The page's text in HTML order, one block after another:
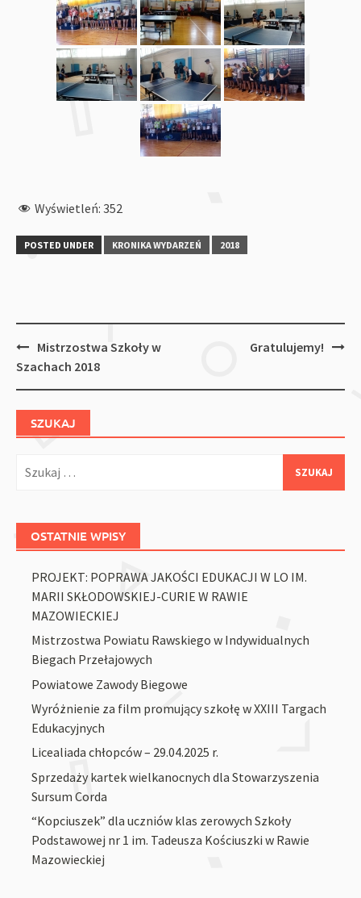
Wyświetleń: 352
POSTED UNDER KRONIKA WYDARZEŃ 2018
Post
navigation
Mistrzostwa Szkoły w
Szachach 2018
Gratulujemy!
SZUKAJ
OSTATNIE WPISY
PROJEKT: POPRAWA JAKOŚCI EDUKACJI W LO IM.
MARII SKŁODOWSKIEJ-CURIE W RAWIE
MAZOWIECKIEJ
Mistrzostwa Powiatu Rawskiego w Indywidualnych
Biegach Przełajowych
Powiatowe Zawody Biegowe
Wyróżnienie za film promujący szkołę w XXIII Targach
Edukacyjnych
Licealiada chłopców – 29.04.2025 r.
Sprzedaży kartek wielkanocnych dla Stowarzyszenia
Sursum Corda
“Kopciuszek” dla uczniów klas zerowych Szkoły
Podstawowej nr 1 im. Tadeusza Kościuszki w Rawie
Mazowieckiej